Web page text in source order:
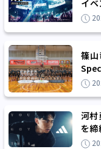
イベ
催、
篠
を組
河村
を
サダ